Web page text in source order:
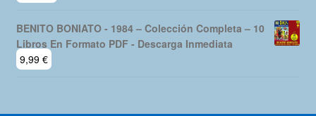
BENITO BONIATO - 1984 – Colección Completa – 10
Libros En Formato PDF - Descarga Inmediata
9,99 €